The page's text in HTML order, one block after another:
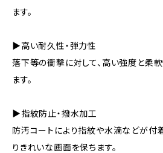
ます。
▶高い耐久性・弾力性
落下等の衝撃に対して、高い強度と柔
ます。
▶指紋防止・撥水加工
防汚コートにより指紋や水滴などが付
りきれいな画面を保ちます。